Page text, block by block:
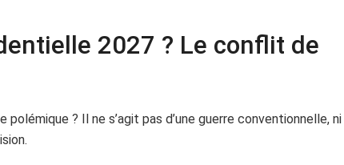
2027 ? Le conflit de
? Il ne s’agit pas d’une guerre conventionnelle, ni